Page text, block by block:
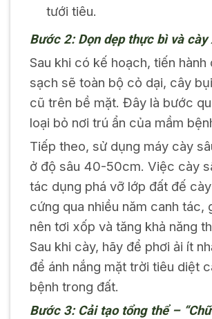
tưới tiêu.
Bước 2: Dọn dẹp thực bì và cày
Sau khi có kế hoạch, tiến hành
sạch sẽ toàn bộ cỏ dại, cây
cũ trên bề mặt. Đây là bước
loại bỏ nơi trú ẩn của mầm
Tiếp theo, sử dụng máy cày
ở độ sâu 40-50cm. Việc cày
tác dụng phá vỡ lớp đất đế
cứng qua nhiều năm canh tác,
nên tơi xốp và tăng khả năng
Sau khi cày, hãy để phơi ải ít
để ánh nắng mặt trời tiêu diệt
bệnh trong đất.
Bước 3: Cải tạo tổng thể –